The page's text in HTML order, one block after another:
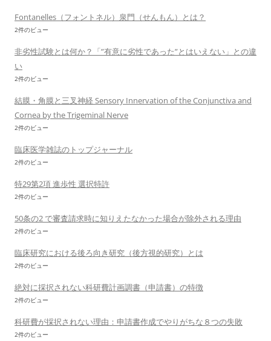
Fontanelles（フォントネル）泉門（せんもん）とは？
2件のビュー
非劣性試験とは何か？「”有意に劣性であった”とはいえない」との違
い
2件のビュー
結膜・角膜と三叉神経 Sensory Innervation of the Conjunctiva and
Cornea by the Trigeminal Nerve
2件のビュー
臨床医学雑誌のトップジャーナル
2件のビュー
特29第2項 進歩性 選択特許
2件のビュー
50条の2 で審査請求時に知りえたなかった場合が除外される理由
2件のビュー
臨床研究における後ろ向き研究（後方視的研究）とは
2件のビュー
絶対に採択されない科研費計画調書（申請書）の特徴
2件のビュー
科研費が採択されない理由：申請書作成でやりがちな８つの失敗
2件のビュー